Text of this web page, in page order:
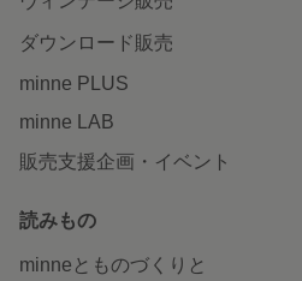
ダウンロード販売
minne PLUS
minne LAB
販売支援企画・イベント
読みもの
minneとものづくりと